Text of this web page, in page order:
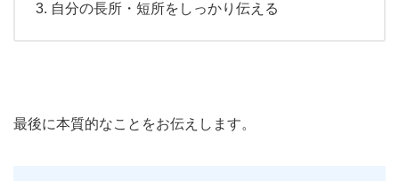
自分の長所・短所をしっかり伝える
最後に本質的なことをお伝えします。